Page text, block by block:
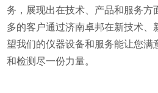
务，展现出在技术、产品和服务方
多的客户通过济南卓邦在新技术、
望我们的仪器设备和服务能让您满
和检测尽一份力量。